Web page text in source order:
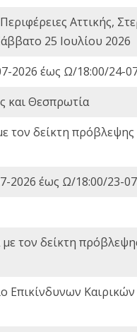
Αττικής,
25 Ιουλίου 2026
2026 έως Ω/18:00/24-
και Θεσπρωτία
τον δείκτη πρόβλεψης
2026 έως Ω/18:00/23-
τον δείκτη
Επικίνδυνων